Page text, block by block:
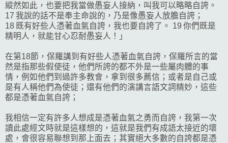
縱然如此，也要把我當做愚妄人接納，叫我可以略略自誇。
17 我說的話不是奉主命說的，乃是像愚妄人放膽自誇；
18 既有好些人憑著血氣自誇，我也要自誇了。 19 你們既是
精明人，就能甘心忍耐愚妄人！」
在第18節，保羅講到有好些人憑著血氣自誇，保羅所言的當
然是指那些假使徒，他們所誇的都不外是一些屬肉體的事
情，例如他們到過許多教會，拿到很多薦信；或者是自己或
是有人稱他們為使徒；還有他們的演講言語文詞精妙，這些
都是憑著血氣自誇；
我相信一定有許多人想成是憑著血氣之勇而自誇，我第一次
讀此處經文時就是這樣想的，這就是我們有成語太接近的壞
處，會很容易聯想到那上面去；其實絕大多數的自誇都是憑